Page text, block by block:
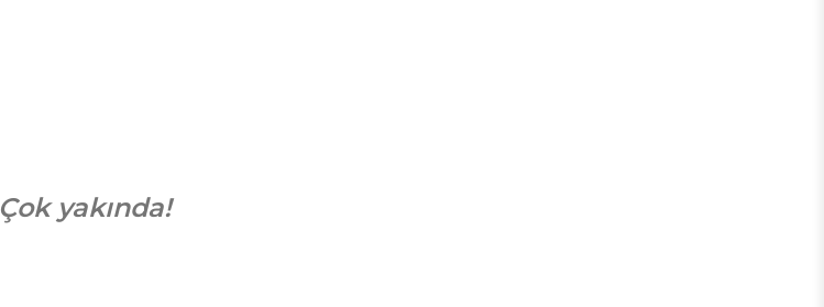
Çok yakında!